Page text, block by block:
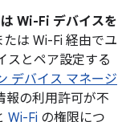
Wi-Fi デバイスを
は Wi-Fi 経由でユ
スとペア設定する
デバイス マネージ
報の利用許可が不
Wi-Fi の権限につ